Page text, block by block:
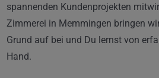
spannenden Kundenprojekten
Zimmerei in Memmingen bringen
Grund auf bei und Du lernst von
Hand.